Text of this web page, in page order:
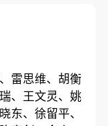
雷思维、胡衡
、王文灵、姚
东、徐留平、